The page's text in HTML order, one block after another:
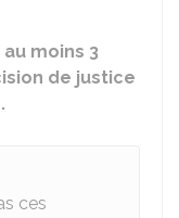
moins 3
de justice
ces